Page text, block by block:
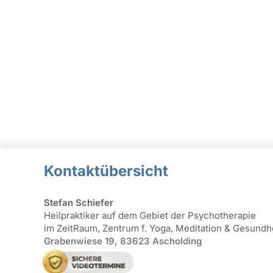
Kontaktübersicht
Stefan Schiefer
Heilpraktiker auf dem Gebiet der Psychotherapie
im ZeitRaum, Zentrum f. Yoga, Meditation &
Grabenwiese 19, 83623 Ascholding